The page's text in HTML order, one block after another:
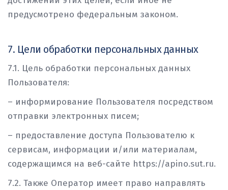
предусмотрено федеральным законом.
7. Цели обработки персональных данных
7.1. Цель обработки персональных данных
Пользователя:
– информирование Пользователя посредством
отправки электронных писем;
– предоставление доступа Пользователю к
сервисам, информации и/или материалам,
содержащимся на веб-сайте https://apino.sut.ru.
7.2. Также Оператор имеет право направлять